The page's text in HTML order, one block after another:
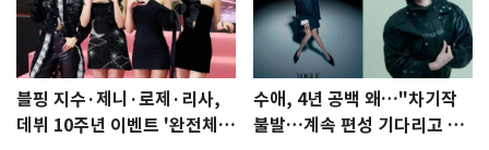
블핑 지수·제니·로제·리사,
데뷔 10주년 이벤트 '완전체'
수애, 4년 공백 왜…"차기작
불발…계속 편성 기다리고 있